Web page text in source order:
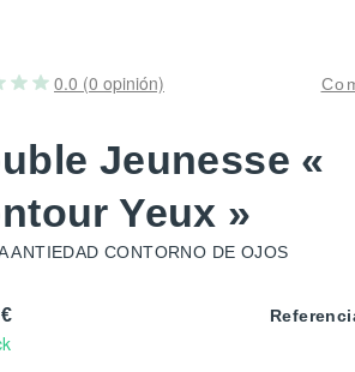
0.0 (0 opinión)
Jeunesse «
Yeux »
ANTIEDAD CONTORNO DE OJOS